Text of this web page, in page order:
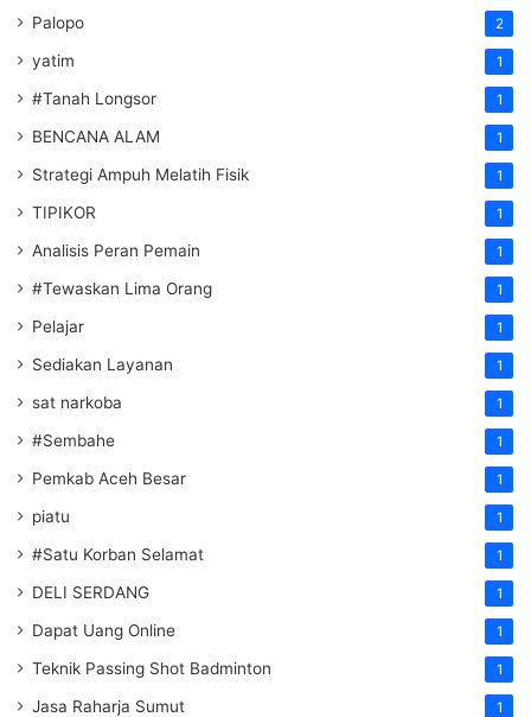
Palopo 2
yatim 1
#Tanah Longsor 1
BENCANA ALAM 1
Strategi Ampuh Melatih Fisik 1
TIPIKOR 1
Analisis Peran Pemain 1
#Tewaskan Lima Orang 1
Pelajar 1
Sediakan Layanan 1
sat narkoba 1
#Sembahe 1
Pemkab Aceh Besar 1
piatu 1
#Satu Korban Selamat 1
DELI SERDANG 1
Dapat Uang Online 1
Teknik Passing Shot Badminton 1
Jasa Raharja Sumut 1